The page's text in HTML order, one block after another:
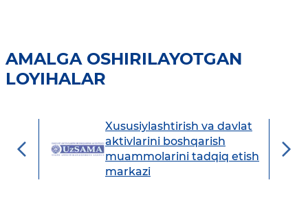
AMALGA OSHIRILAYOTGAN
LOYIHALAR
Xususiylashtirish va davlat
aktivlarini boshqarish
muammolarini tadqiq etish
markazi